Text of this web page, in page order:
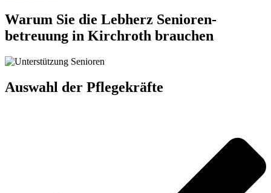
Warum Sie die Lebherz Senioren­
betreuung in Kirchroth brauchen
Auswahl der Pflegekräfte